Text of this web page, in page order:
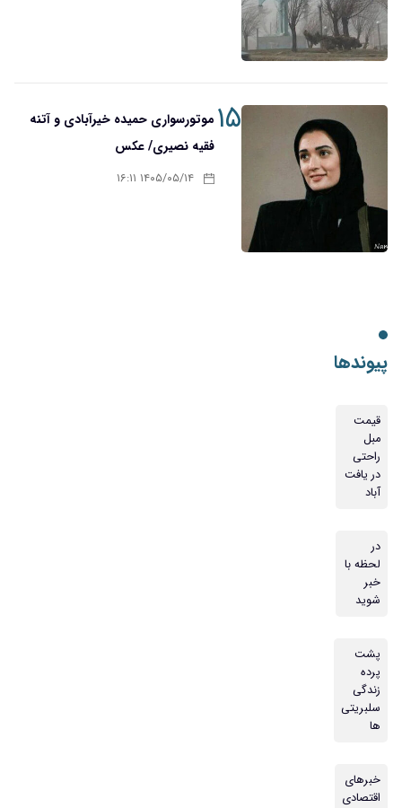
۱۵ موتورسواری حمیده خیرآبادی و آتنه
فقیه نصیری/ عکس
۱۴۰۵/۰۵/۱۴ ۱۶:۱۱
پیوندها
قیمت
مبل
راحتی
در یافت
آباد
در
لحظه با
خبر
شوید
پشت
پرده
زندگی
سلبریتی
ها
خبرهای
اقتصادی